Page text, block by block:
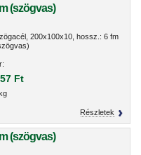
(szögvas)
200x100x10, hossz.: 6 fm
Ft
Részletek
(szögvas)